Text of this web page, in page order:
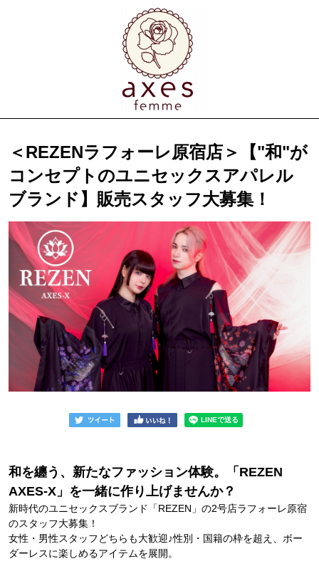
＜REZENラフォーレ原宿店＞【"和"が
コンセプトのユニセックスアパレル
ブランド】販売スタッフ大募集！
和を纏う、新たなファッション体験。「REZEN
AXES-X」を一緒に作り上げませんか？
新時代のユニセックスブランド「REZEN」の2号店ラフォーレ原宿
のスタッフ大募集！
女性・男性スタッフどちらも大歓迎♪性別・国籍の枠を超え、ボー
ダーレスに楽しめるアイテムを展開。